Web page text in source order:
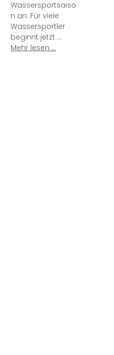
Wassersportsaiso
n an. Für viele
Wassersportler
beginnt jetzt ...
Mehr lesen ...